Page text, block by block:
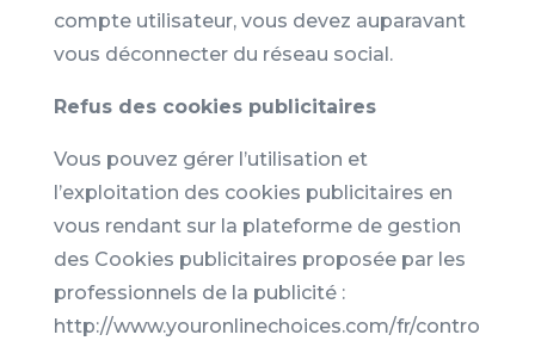
compte utilisateur, vous devez auparavant
vous déconnecter du réseau social.
Refus des cookies publicitaires
Vous pouvez gérer l’utilisation et
l’exploitation des cookies publicitaires en
vous rendant sur la plateforme de gestion
des Cookies publicitaires proposée par les
professionnels de la publicité :
http://www.youronlinechoices.com/fr/contro